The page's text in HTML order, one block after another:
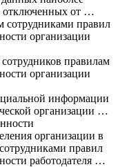
отключенных от …
сотрудниками правил
организации
правилам
организации
информации
организации …
организации в
правил
работодателя …